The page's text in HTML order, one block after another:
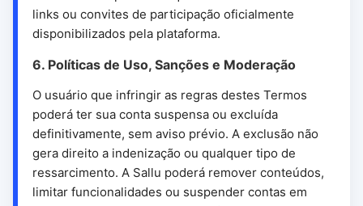
links ou convites de participação oficialmente
disponibilizados pela plataforma.
6. Políticas de Uso, Sanções e Moderação
O usuário que infringir as regras destes Termos
poderá ter sua conta suspensa ou excluída
definitivamente, sem aviso prévio. A exclusão não
gera direito a indenização ou qualquer tipo de
ressarcimento. A Sallu poderá remover conteúdos,
limitar funcionalidades ou suspender contas em